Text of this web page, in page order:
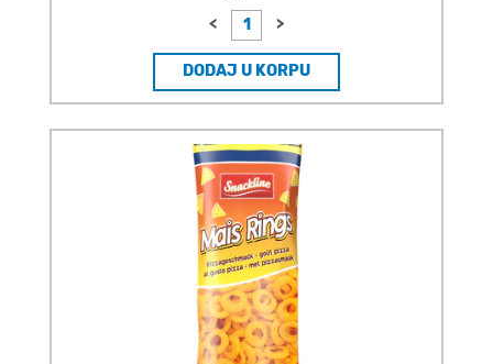
< >
DODAJ U KORPU